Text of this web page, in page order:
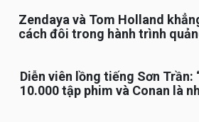
Zendaya và Tom Holland
cách đôi trong hành trình
Diễn viên lồng tiếng Sơn Trần:
10.000 tập phim và Conan là